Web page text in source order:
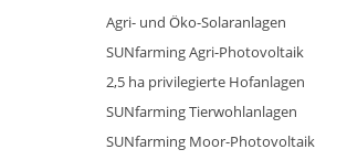
Agri- und Öko-Solaranlagen
SUNfarming Agri-Photovoltaik
2,5 ha privilegierte Hofanlagen
SUNfarming Tierwohlanlagen
SUNfarming Moor-Photovoltaik